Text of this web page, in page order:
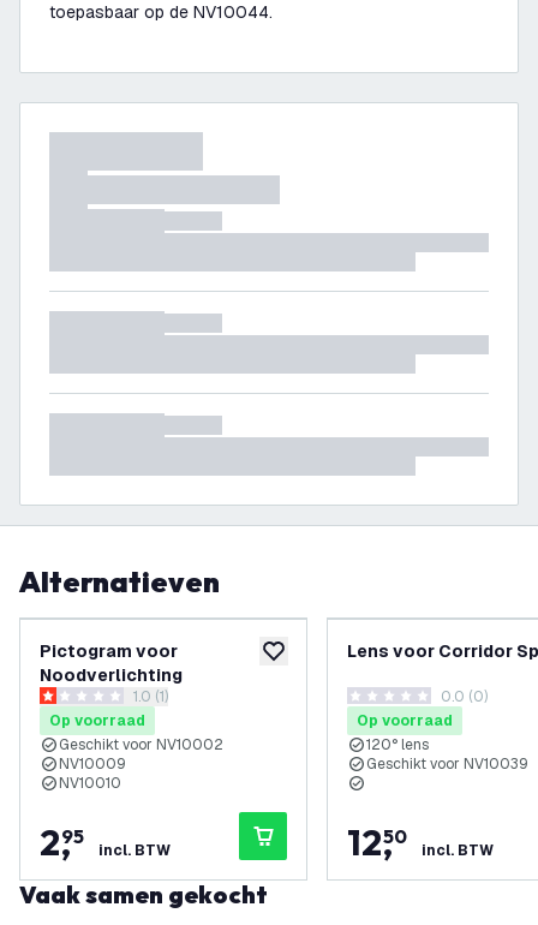
toepasbaar op de NV10044.
Alternatieven
toevoegen aan verlanglijst
Pictogram voor
Noodverlichting
reviews drawer openen
1 score sterren1.0 (1)
Op voorraad
Geschikt voor NV10002
NV10009
NV10010
2,
95
incl. BTW
Lens voor Corridor
0 score sterren0.0 (0)
Op voorraad
120° lens
Geschikt voor NV10039
12,
50
incl. BTW
Vaak samen gekocht